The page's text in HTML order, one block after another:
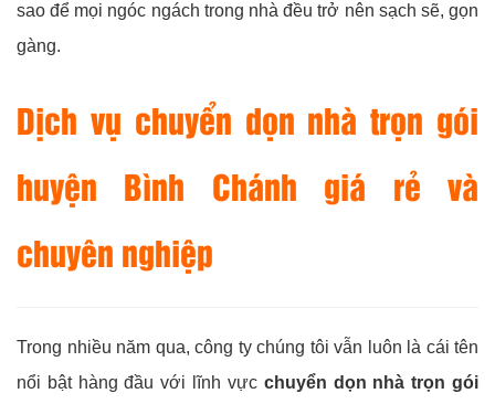
sao để mọi ngóc ngách trong nhà đều trở nên sạch sẽ, gọn
gàng.
Dịch vụ chuyển dọn nhà trọn gói
huyện Bình Chánh giá rẻ và
chuyên nghiệp
Trong nhiều năm qua, công ty chúng tôi vẫn luôn là cái tên
nổi bật hàng đầu với lĩnh vực chuyển dọn nhà trọn gói